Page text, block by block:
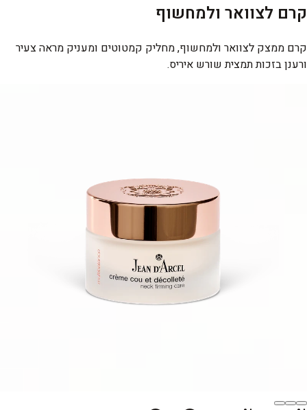
קרם לצוואר ולמחשוף
קרם ממצק לצוואר ולמחשוף, מחליק קמטוטים ומעניק מראה צעיר
ורענן בזכות תמצית שורש איריס.